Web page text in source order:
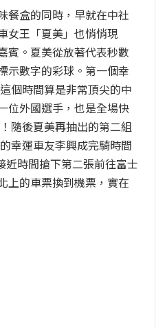
餐盒的同時，早就在中社
女王「夏美」也悄悄現
賓。夏美從放著代表秒數
示數字的彩球。第一個幸
個時間算是非常頂尖的中
位外國選手，也是全場快
隨後夏美再抽出的第二組
幸運車友李興成完騎時間
近時間搶下第二張前往富士
上的車票換到機票，實在